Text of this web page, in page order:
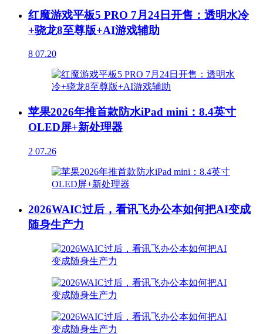
红魔游戏平板5 PRO 7月24日开售：透明水冷
+骁龙8至尊版+AI游戏辅助
8 07.20
苹果2026年推首款防水iPad mini：8.4英寸
OLED屏+新处理器
2 07.26
2026WAIC过后，看讯飞办公本如何把AI变成
随身生产力